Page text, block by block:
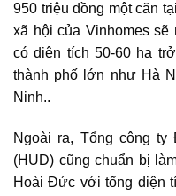
950 triệu đồng một căn
xã hội của Vinhomes
có diện tích 50-60 ha
thành phố lớn như Hà
Ninh..
Ngoài ra, Tổng công
(HUD) cũng chuẩn bị
Hoài Đức với tổng diện